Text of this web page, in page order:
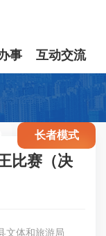
事 互动交流
长者模式
比赛（决
文体和旅游局